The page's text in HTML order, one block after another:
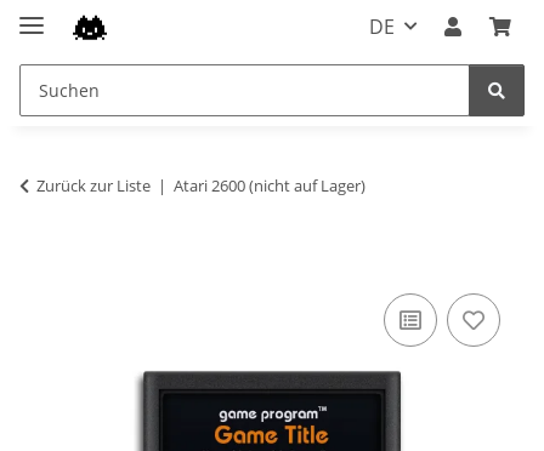
DE
Zurück zur Liste Atari 2600 (nicht auf Lager)